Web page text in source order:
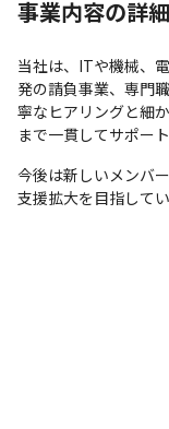
事業内容の詳細
当社は、ITや機械、
発の請負事業、専門
寧なヒアリングと細
まで一貫してサポー
今後は新しいメンバ
支援拡大を目指してい